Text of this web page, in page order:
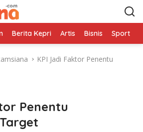
Berita Kepri Artis Bisnis Sport
KPI Jadi Faktor Penentu
Penentu